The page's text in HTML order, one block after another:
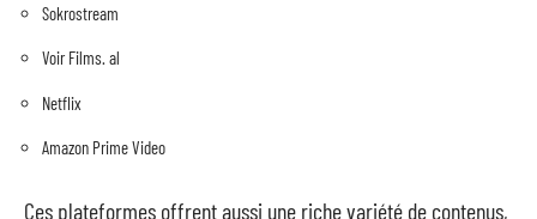
Sokrostream
Voir Films. al
Netflix
Amazon Prime Video
Ces plateformes offrent aussi une riche variété de contenus,